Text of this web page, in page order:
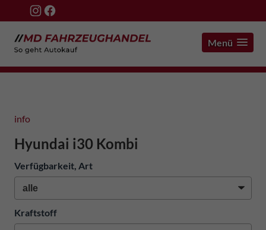
Menü
info
Hyundai i30 Kombi
Verfügbarkeit, Art
Kraftstoff